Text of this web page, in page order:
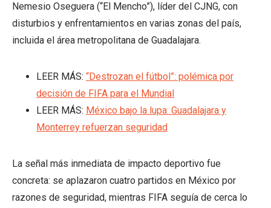
Nemesio Oseguera (“El Mencho”), líder del CJNG, con
disturbios y enfrentamientos en varias zonas del país,
incluida el área metropolitana de Guadalajara.
LEER MÁS: “Destrozan el fútbol”: polémica por
decisión de FIFA para el Mundial
LEER MÁS: México bajo la lupa: Guadalajara y
Monterrey refuerzan seguridad
La señal más inmediata de impacto deportivo fue
concreta: se aplazaron cuatro partidos en México por
razones de seguridad, mientras FIFA seguía de cerca lo